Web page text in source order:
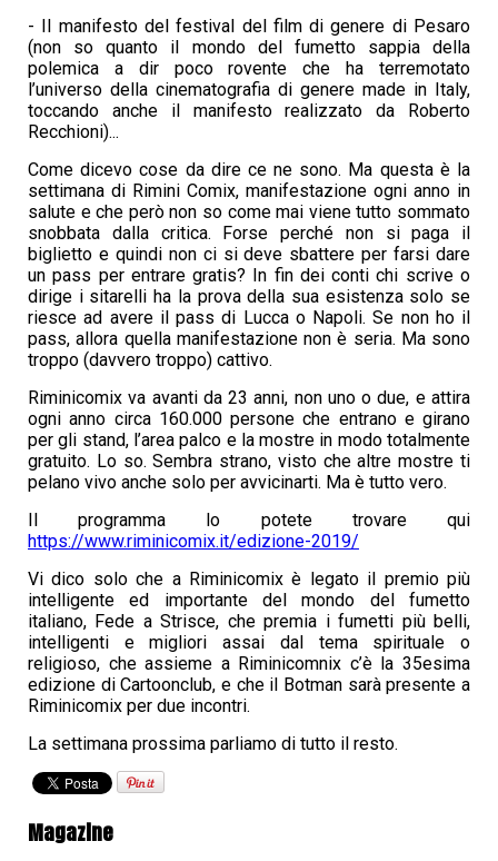
- Il manifesto del festival del film di genere di Pesaro
(non so quanto il mondo del fumetto sappia della
polemica a dir poco rovente che ha terremotato
l’universo della cinematografia di genere made in Italy,
toccando anche il manifesto realizzato da Roberto
Recchioni)...
Come dicevo cose da dire ce ne sono. Ma questa è la
settimana di Rimini Comix, manifestazione ogni anno in
salute e che però non so come mai viene tutto sommato
snobbata dalla critica. Forse perché non si paga il
biglietto e quindi non ci si deve sbattere per farsi dare
un pass per entrare gratis? In fin dei conti chi scrive o
dirige i sitarelli ha la prova della sua esistenza solo se
riesce ad avere il pass di Lucca o Napoli. Se non ho il
pass, allora quella manifestazione non è seria. Ma sono
troppo (davvero troppo) cattivo.
Riminicomix va avanti da 23 anni, non uno o due, e attira
ogni anno circa 160.000 persone che entrano e girano
per gli stand, l’area palco e la mostre in modo totalmente
gratuito. Lo so. Sembra strano, visto che altre mostre ti
pelano vivo anche solo per avvicinarti. Ma è tutto vero.
Il programma lo potete trovare qui
https://www.riminicomix.it/edizione-2019/
Vi dico solo che a Riminicomix è legato il premio più
intelligente ed importante del mondo del fumetto
italiano, Fede a Strisce, che premia i fumetti più belli,
intelligenti e migliori assai dal tema spirituale o
religioso, che assieme a Riminicomnix c’è la 35esima
edizione di Cartoonclub, e che il Botman sarà presente a
Riminicomix per due incontri.
La settimana prossima parliamo di tutto il resto.
Magazine